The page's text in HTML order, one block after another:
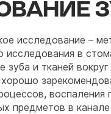
исследование –
исследования в
зуба и тканей
воспаления
предметов в